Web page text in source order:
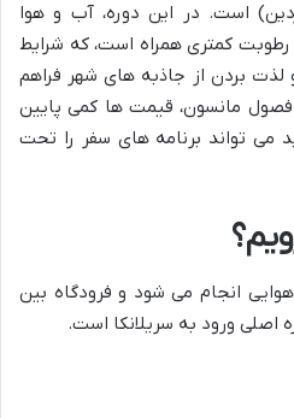
است. در این دوره، آب و هوا
رطوبت کمتری همراه است، که شرایط
لذت بردن از جاذبه های شهر فراهم
مانسون، قیمت ها کمی پایین
می تواند برنامه های سفر را تحت
انجام می شود و فرودگاه بین